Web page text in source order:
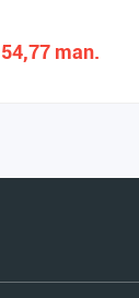
54,77 man.